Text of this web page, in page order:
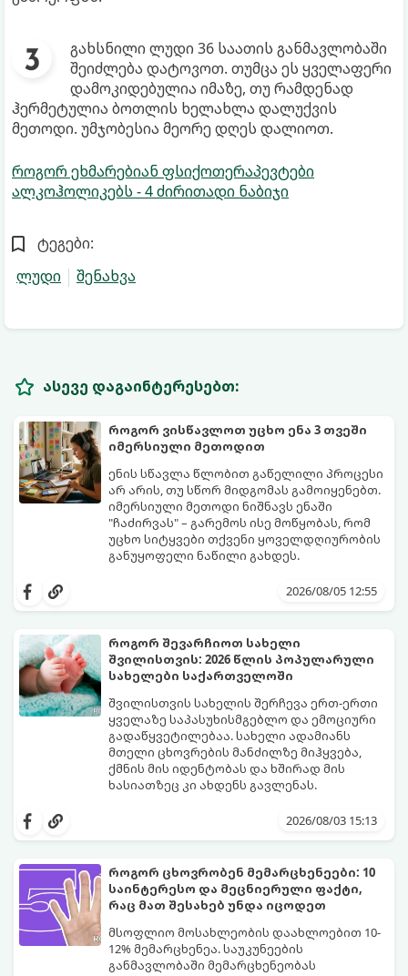
გახსნილი ლუდი 36 საათის განმავლობაში
შეიძლება დატოვოთ. თუმცა ეს ყველაფერი
დამოკიდებულია იმაზე, თუ რამდენად
ჰერმეტულია ბოთლის ხელახლა დალუქვის
მეთოდი. უმჯობესია მეორე დღეს დალიოთ.
როგორ ეხმარებიან ფსიქოთერაპევტები
ალკოჰოლიკებს - 4 ძირითადი ნაბიჯი
ტეგები:
ლუდი
შენახვა
ასევე დაგაინტერესებთ:
როგორ ვისწავლოთ უცხო ენა 3 თვეში
იმერსიული მეთოდით
ენის სწავლა წლობით გაწელილი პროცესი
არ არის, თუ სწორ მიდგომას გამოიყენებთ.
იმერსიული მეთოდი ნიშნავს ენაში
"ჩაძირვას" – გარემოს ისე მოწყობას, რომ
უცხო სიტყვები თქვენი ყოველდღიურობის
განუყოფელი ნაწილი გახდეს.
3 თვეში მნიშვნელოვან პროგრესს
2026/08/05 12:55
როგორ შევარჩიოთ სახელი
შვილისთვის: 2026 წლის პოპულარული
სახელები საქართველოში
შვილისთვის სახელის შერჩევა ერთ-ერთი
ყველაზე საპასუხისმგებლო და ემოციური
გადაწყვეტილებაა. სახელი ადამიანს
მთელი ცხოვრების მანძილზე მიჰყვება,
ქმნის მის იდენტობას და ხშირად მის
ხასიათზეც კი ახდენს გავლენას.
საგრძნობლად შეიცვალა: ტრადიციულ და
ჟღერად და თანამედროვე სახელებს.
2026/08/03 15:13
როგორ ცხოვრობენ მემარცხენეები: 10
საინტერესო და მეცნიერული ფაქტი,
რაც მათ შესახებ უნდა იცოდეთ
მსოფლიო მოსახლეობის დაახლოებით 10-
12% მემარცხენეა. საუკუნეების
განმავლობაში მემარცხენეობას